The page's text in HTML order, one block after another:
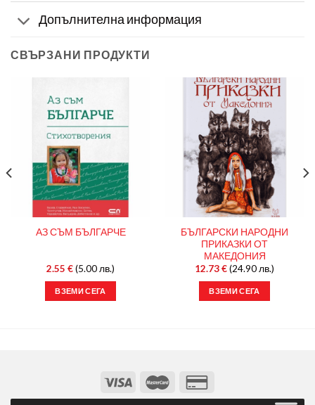
Допълнителна информация
СВЪРЗАНИ ПРОДУКТИ
АЗ СЪМ БЪЛГАРЧЕ
2.55 €(5.00 лв.)
ВЗЕМИ СЕГА
БЪЛГАРСКИ НАРОДНИ
ПРИКАЗКИ ОТ
МАКЕДОНИЯ
12.73€(24.90 лв.)
ВЗЕМИ СЕГА